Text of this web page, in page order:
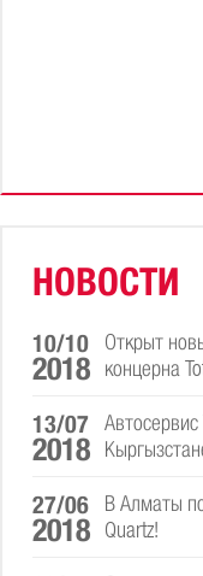
НОВОСТИ
10/10
2018
Открыт
концерна
13/07
2018
Автосервис
27/06
2018
В Алматы
Quartz!